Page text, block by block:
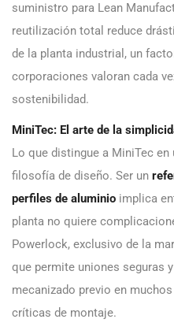
suministro para Lean
reutilización total reduce
de la planta industrial, un
corporaciones valoran cada
sostenibilidad.
MiniTec: El arte de la
Lo que distingue a MiniTec
filosofía de diseño. Ser un
perfiles de aluminio implica
planta no quiere
Powerlock, exclusivo de la
que permite uniones seguras
mecanizado previo en
críticas de montaje.